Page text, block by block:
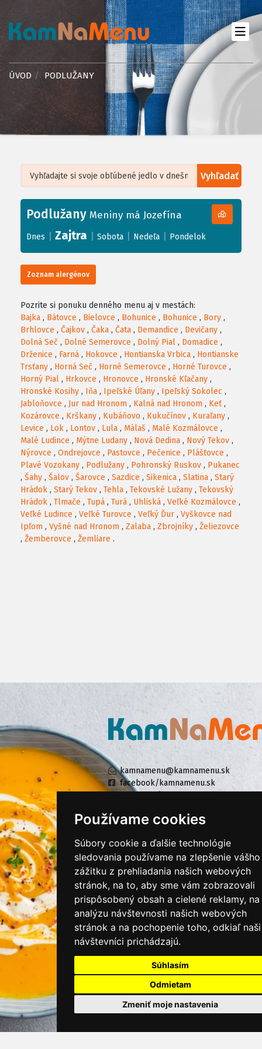
Používame cookies
Súbory cookie a ďalšie technológie
sledovania používame na zlepšenie vášho
zážitku z prehliadania našich webových
stránok, na to, aby sme vám zobrazovali
prispôsobený obsah a cielené reklamy, na
analýzu návštevnosti našich webových
stránok a na pochopenie toho, odkiaľ naši
návštevníci prichádzajú.
Súhlasím
Odmietam
Zmeniť moje nastavenia
ÚVOD PODLUŽANY
Vyhľadať
+
−
Leaflet| ©OpenStreetMap, Tiles courtesy ofHumanitarian OpenStreetMap
Podlužany Meniny má Jozefína
Dnes Zajtra Sobota Nedeľa Pondelok
Zoznam alergénov
Pozrite si ponuku denného menu aj v mestách:
Bajka , Bátovce , Bielovce , Bohunice , Bohunice , Bory ,
Brhlovce , Čajkov , Čaka , Čata , Demandice , Devičany ,
Dolná Seč , Dolné Semerovce , Dolný Pial , Domadice ,
Drženice , Farná , Hokovce , Hontianska Vrbica , Hontianske
Trsťany , Horná Seč , Horné Semerovce , Horné Turovce ,
Horný Pial , Hrkovce , Hronovce , Hronské Kľačany ,
Hronské Kosihy , Iňa , Ipeľské Úľany , Ipeľský Sokolec ,
Jabloňovce , Jur nad Hronom , Kalná nad Hronom , Keť ,
Kozárovce , Krškany , Kubáňovo , Kukučínov , Kuraľany ,
Levice , Lok , Lontov , Lula , Málaš , Malé Kozmálovce ,
Malé Ludince , Mýtne Ludany , Nová Dedina , Nový Tekov ,
Nýrovce , Ondrejovce , Pastovce , Pečenice , Plášťovce ,
Plavé Vozokany , Podlužany , Pohronský Ruskov , Pukanec
, Šahy , Šalov , Šarovce , Sazdice , Sikenica , Slatina , Starý
Hrádok , Starý Tekov , Tehla , Tekovské Lužany , Tekovský
Hrádok , Tlmače , Tupá , Turá , Uhliská , Veľké Kozmálovce ,
Veľké Ludince , Veľké Turovce , Veľký Ďur , Vyškovce nad
Ipľom , Vyšné nad Hronom , Zalaba , Zbrojníky , Želiezovce
, Žemberovce , Žemliare .
kamnamenu@kamnamenu.sk
facebook/kamnamenu.sk
KONTAKTUJTE NÁS
PRIHLÁSIŤ SA DO ZÁKAZNÍCKEJ ZÓNY
Všeobecné obchodné podmienky
Ochrana osobných údajov
Cookies
Moje KamNaMenu
Pridať reštauráciu
Cenník balíkov